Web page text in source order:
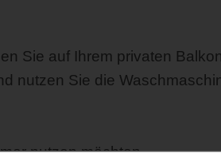
Sie auf Ihrem privaten
nutzen Sie die
nutzen möchten.